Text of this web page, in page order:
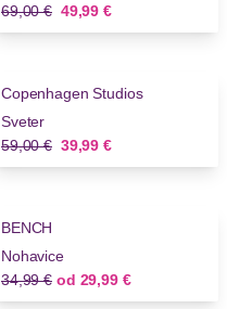
Stará cena
69,00 € Nová cena
49,99 €
Copenhagen Studios
Sveter
Stará cena
59,00 € Nová cena
39,99 €
BENCH
Nohavice
Stará cena
34,99 € odNová cena
29,99 €